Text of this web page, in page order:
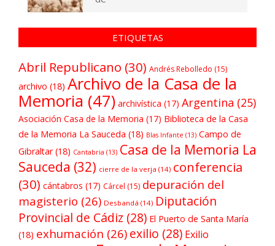
ETIQUETAS
Abril Republicano (30) Andrés Rebolledo (15)
archivo (18) Archivo de la Casa de la
Memoria (47) archivística (17) Argentina (25)
Asociación Casa de la Memoria (17) Biblioteca de la Casa
de la Memoria La Sauceda (18) Blas Infante (13) Campo de
Gibraltar(18) Cantabria (13) Casa de la Memoria La
Sauceda (32) cierre de la verja (14) conferencia
(30) cántabros (17) Cárcel (15) depuración del
magisterio (26) Desbandá (14) Diputación
Provincial de Cádiz (28) El Puerto de Santa María
(18) exhumación (26) exilio (28) Exilio